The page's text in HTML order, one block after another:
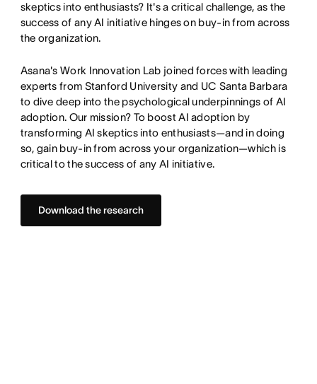
skeptics into enthusiasts? It's a critical challenge, as the
success of any AI initiative hinges on buy-in from across
the organization.
Asana's Work Innovation Lab joined forces with leading
experts from Stanford University and UC Santa Barbara
to dive deep into the psychological underpinnings of AI
adoption. Our mission? To boost AI adoption by
transforming AI skeptics into enthusiasts—and in doing
so, gain buy-in from across your organization—which is
critical to the success of any AI initiative.
Download the research